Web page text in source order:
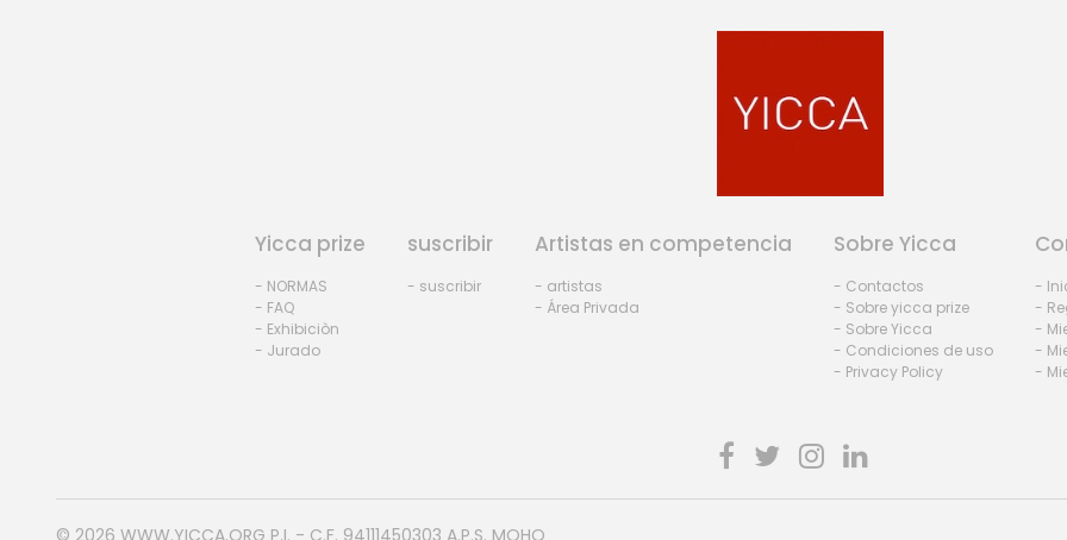
Yicca prize
- NORMAS
- FAQ
- Exhibiciòn
- Jurado
suscribir
- suscribir
Artistas en competencia
- artistas
- Área Privada
Sobre Yicca
- Contactos
- Sobre yicca prize
- Sobre Yicca
- Condiciones de uso
- Privacy Policy
-
-
-
-
-